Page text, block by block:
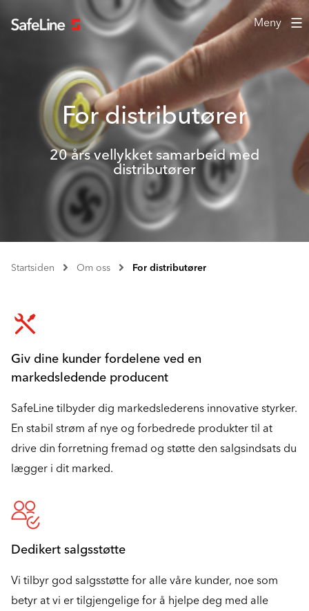
Meny
Startsiden Om oss For distributører
For distributører
20 års vellykket samarbeid med
distributører
Giv dine kunder fordelene ved en
markedsledende producent
SafeLine tilbyder dig markedslederens innovative styrker.
En stabil strøm af nye og forbedrede produkter til at
drive din forretning fremad og støtte den salgsindsats du
lægger i dit marked.
Dedikert salgsstøtte
Vi tilbyr god salgsstøtte for alle våre kunder, noe som
betyr at vi er tilgjengelige for å hjelpe deg med alle